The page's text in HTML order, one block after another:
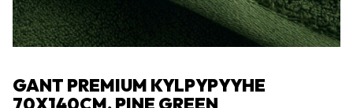
GANT PREMIUM KYLPYPYYHE